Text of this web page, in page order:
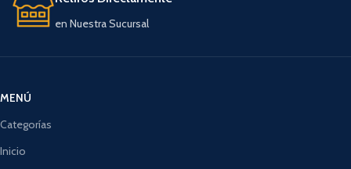
en Nuestra Sucursal
MENÚ
Categorías
Inicio